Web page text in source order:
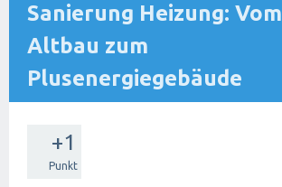
Sanierung Heizung: Vom
Altbau zum
Plusenergiegebäude
+1
Punkt